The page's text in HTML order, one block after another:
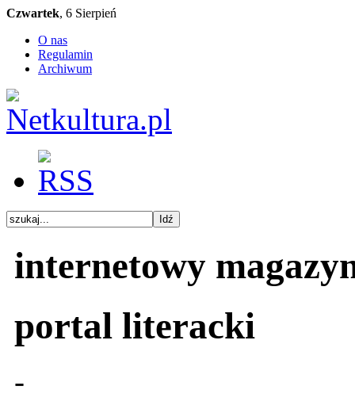
Czwartek, 6 Sierpień
O nas
Regulamin
Archiwum
internetowy
portal literacki
-